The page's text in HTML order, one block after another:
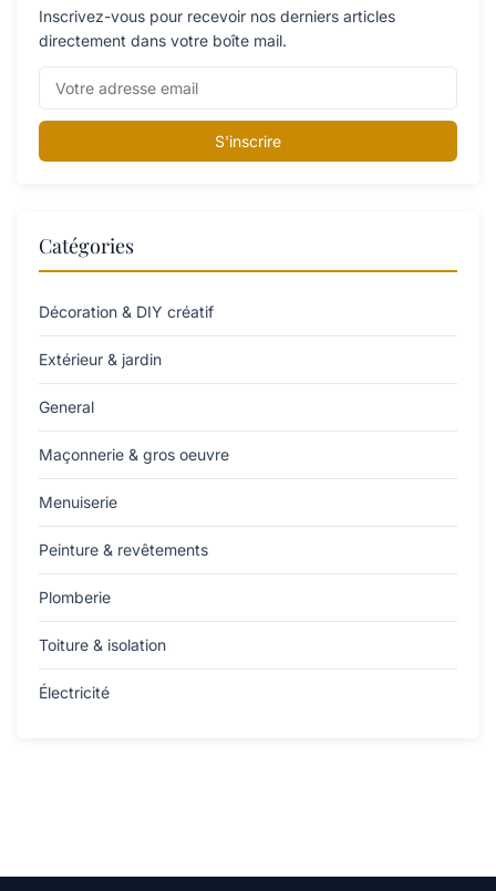
Inscrivez-vous pour recevoir nos derniers articles
directement dans votre boîte mail.
S'inscrire
Catégories
Décoration & DIY créatif
Extérieur & jardin
General
Maçonnerie & gros oeuvre
Menuiserie
Peinture & revêtements
Plomberie
Toiture & isolation
Électricité